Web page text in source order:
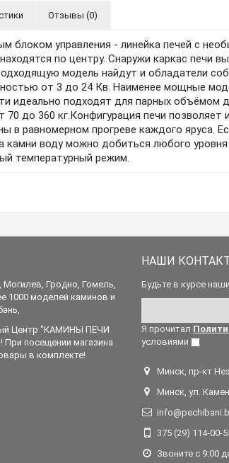
Отзывы (0)
блоком управления - линейка печей с
по центру. Снаружи каркас печи
модель найдут и обладатели
от 3 до 24 Кв. Наименее мощные
идеально подходят для парных объёмом
до 360 кг.Конфигурация печи
в равномерном прогреве каждого яруса.
камни воду можно добиться любого уровня
температурный режим.
Гродно, Гомель,
1000 моделей каминов и
Центр "КАМИНЫ ПЕЧИ
При посещении магазина
в комплекте!
НАШИ
Будьте в курсе
Я прочитал
условиями
Минск, пр-кт
Минск, ул.
375 (29) 114-00-
Звоните с 9:00